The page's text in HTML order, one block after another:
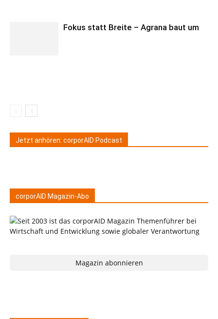
Fokus statt Breite – Agrana baut um
Jetzt anhören: corporAID Podcast
corporAID Magazin-Abo
Magazin abonnieren